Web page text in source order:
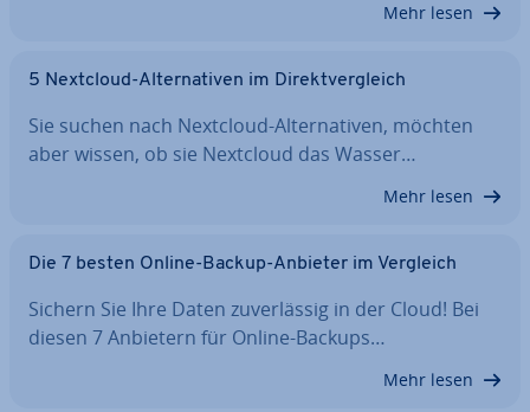
Mehr lesen
5 Nextcloud-Al­ter­na­ti­ven im Di­rekt­ver­gleich
Sie suchen nach Nextcloud-Al­ter­na­ti­ven, möchten
aber wissen, ob sie Nextcloud das Wasser…
Mehr lesen
Die 7 besten Online-Backup-Anbieter im Vergleich
Sichern Sie Ihre Daten zu­ver­läs­sig in der Cloud! Bei
diesen 7 Anbietern für Online-Backups…
Mehr lesen